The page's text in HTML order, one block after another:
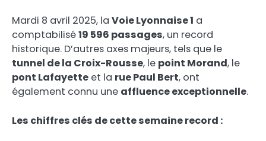
Mardi 8 avril 2025, la Voie Lyonnaise 1 a
comptabilisé19 596 passages, un record
historique. D’autres axes majeurs, tels que le
tunnel de la Croix-Rousse, le point Morand, le
pont Lafayette et la rue Paul Bert, ont
également connu une affluence exceptionnelle.
Les chiffres clés de cette semaine record :